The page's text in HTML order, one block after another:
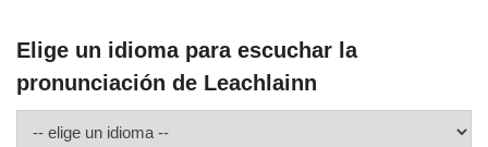
Elige un idioma para escuchar la
pronunciación de Leachlainn